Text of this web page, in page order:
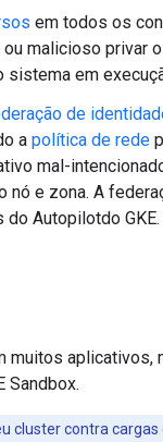
em todos os
malicioso privar
em
de
a política de rede
mal-
nó e zona. A
Autopilotdo GKE.
muitos
Sandbox.
cluster contra